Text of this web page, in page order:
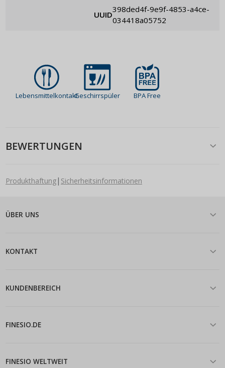
UUID
398ded4f-9e9f-4853-a4ce-
034418a05752
LebensmittelkontaktGeschirrspüler BPA Free
BEWERTUNGEN
Produkthaftung| Sicherheitsinformationen
ÜBER UNS
KONTAKT
KUNDENBEREICH
FINESIO.DE
FINESIO WELTWEIT